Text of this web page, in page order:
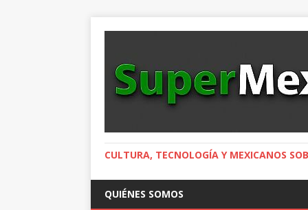
CULTURA, TECNOLOGÍA Y MEXICANOS
QUIÉNES SOMOS